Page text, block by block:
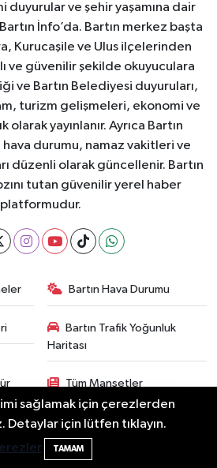
duyurular ve şehir yaşamına dair
İnfo’da. Bartın merkez başta
Kurucaşile ve Ulus ilçelerinden
ve güvenilir şekilde okuyuculara
ve Bartın Belediyesi duyuruları,
turizm gelişmeleri, ekonomi ve
olarak yayınlanır. Ayrıca Bartın
durumu, namaz vakitleri ve
düzenli olarak güncellenir. Bartın
tutan güvenilir yerel haber
platformudur.
Bartın Hava Durumu
Bartın Trafik Yoğunluk
Haritası
Tüm Manşetler
Haber Arşivi
sağlamak için çerezlerden
Detaylar için lütfen tıklayın.
TAMAM
oranı yüzde 100'e ulaştı